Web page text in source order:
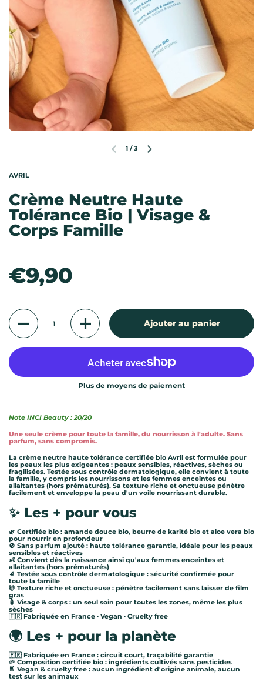
Diapositive précédente
Diapositive suivante
1/3
AVRIL
Crème Neutre Haute
Tolérance Bio | Visage &
Corps Famille
Prix:
€9,90
Quantité
Ajouter au panier
Plus de moyens de paiement
Note INCI Beauty : 20/20
Une seule crème pour toute la famille, du nourrisson à l'adulte. Sans
parfum, sans compromis.
La crème neutre haute tolérance certifiée bio Avril est formulée pour
les peaux les plus exigeantes : peaux sensibles, réactives, sèches ou
fragilisées. Testée sous contrôle dermatologique, elle convient à toute
la famille, y compris les nourrissons et les femmes enceintes ou
allaitantes (hors prématurés). Sa texture riche et onctueuse pénètre
facilement et enveloppe la peau d'un voile nourrissant durable.
✨ Les + pour vous
🌿 Certifiée bio : amande douce bio, beurre de karité bio et aloe vera bio
pour nourrir en profondeur
🚫 Sans parfum ajouté : haute tolérance garantie, idéale pour les peaux
sensibles et réactives
👶 Convient dès la naissance ainsi qu'aux femmes enceintes et
allaitantes (hors prématurés)
🔬 Testée sous contrôle dermatologique : sécurité confirmée pour
toute la famille
💆 Texture riche et onctueuse : pénètre facilement sans laisser de film
gras
🧴 Visage & corps : un seul soin pour toutes les zones, même les plus
sèches
🇫🇷 Fabriquée en France · Vegan · Cruelty free
🌍 Les + pour la planète
🇫🇷 Fabriquée en France : circuit court, traçabilité garantie
🌱 Composition certifiée bio : ingrédients cultivés sans pesticides
🐰 Vegan & cruelty free : aucun ingrédient d'origine animale, aucun
test sur les animaux